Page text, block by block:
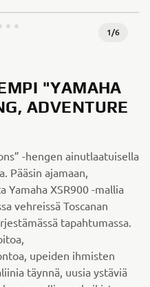
1/6
"YAMAHA
ADVENTURE
-hengen ainutlaatuisella
Pääsin ajamaan,
Yamaha XSR900 -mallia
vehreissä Toscanan
tapahtumassa.
upeiden ihmisten
täynnä, uusia ystäviä